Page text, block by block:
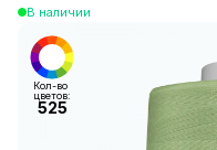
В наличии
Кол-во
цветов:
525